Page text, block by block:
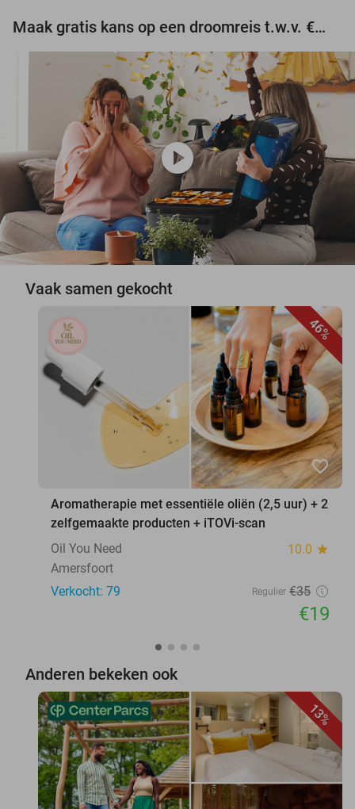
Maak gratis kans op een droomreis t.w.v. €3.000!
play_circle
Vaak samen gekocht
46%
favorite_border
Aromatherapie met essentiële oliën (2,5 uur) + 2
zelfgemaakte producten + iTOVi-scan
Oil You Need
10.0 star
Amersfoort
Verkocht: 79
Regulier €35
€19
Anderen bekeken ook
13%